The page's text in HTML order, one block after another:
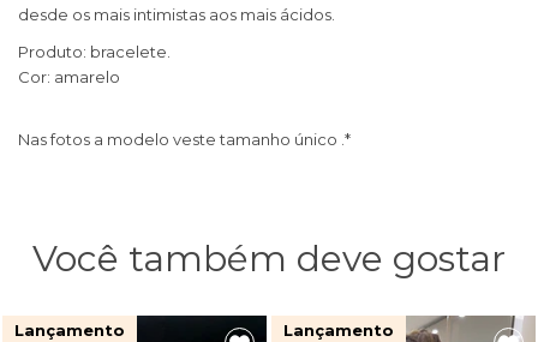
desde os mais intimistas aos mais ácidos.
Produto: bracelete.
Cor: amarelo
Nas fotos a modelo veste tamanho único .*
Você também deve gostar
Lançamento Lançamento